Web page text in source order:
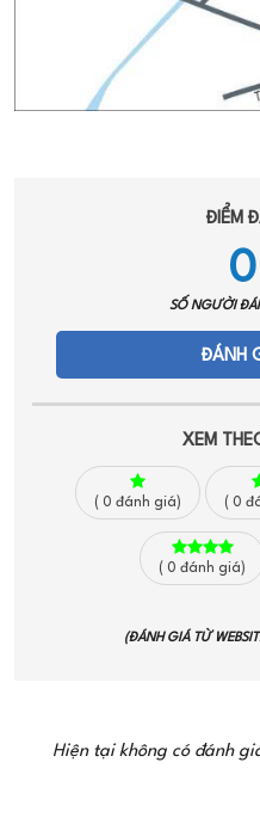
ĐIỂM
0
SỐ NGƯỜI
ĐÁNH
XEM
( 0 đánh giá) ( 0
( 0 đánh giá)
(ĐÁNH GIÁ TỪ
Hiện tại không có đánh